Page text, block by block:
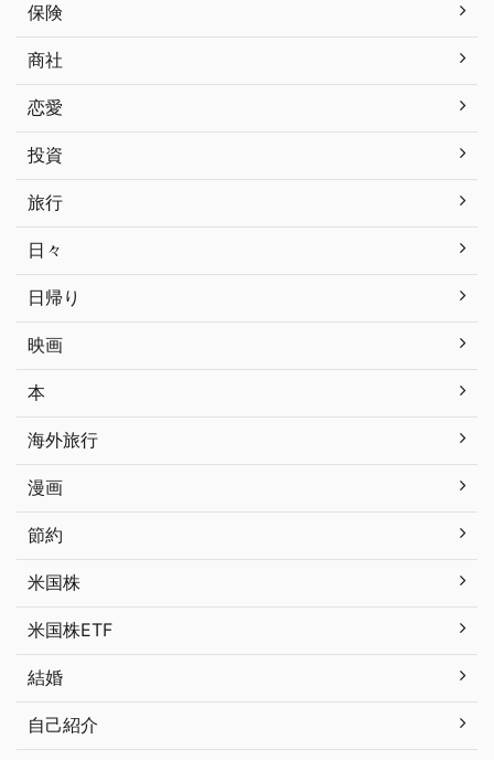
保険
商社
恋愛
投資
旅行
日々
日帰り
映画
本
海外旅行
漫画
節約
米国株
米国株ETF
結婚
自己紹介